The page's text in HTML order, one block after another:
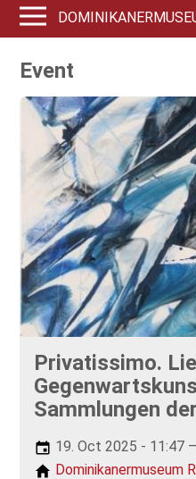
Event
Privatissimo.
Sammlungen
19. Oct 2025 - 11:47
Dominikanermuseum